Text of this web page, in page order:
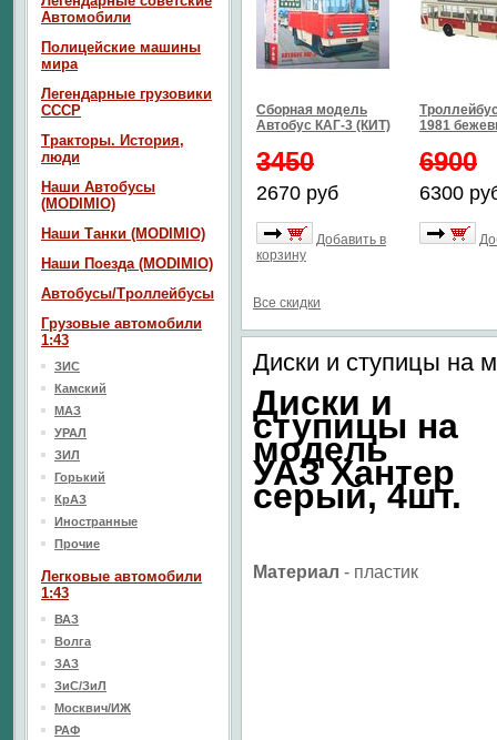
Сборная модель
Автобус КАГ-3 (КИТ)
3450
2670 руб
Добавить в
корзину
1981
6900
6300
Все скидки
Диски и ступицы на
Диски и
ступицы на
модель
УАЗ Хантер
серый, 4шт.
Материал - пластик
Автомобили
Полицейские машины
мира
Легендарные грузовики
СССР
Тракторы. История,
люди
Наши Автобусы
(MODIMIO)
Наши Танки (MODIMIO)
Наши Поезда (MODIMIO)
Автобусы/Троллейбусы
Грузовые автомобили
1:43
ЗИС
Камский
МАЗ
УРАЛ
ЗИЛ
Горький
КрАЗ
Иностранные
Прочие
Легковые автомобили
1:43
ВАЗ
Волга
ЗАЗ
ЗиС/ЗиЛ
Москвич/ИЖ
РАФ